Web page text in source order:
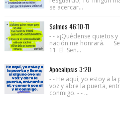
se acercar...
Salmos 46:10-11
- - «¡Quédense
nación me honrará.
11 El Señ...
Apocalipsis 3:20
- - He aquí, yo estoy a
voz y abre la puerta,
conmigo. - - ...